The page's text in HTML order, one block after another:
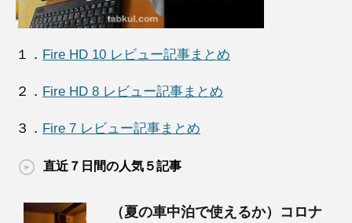
１． Fire HD 10 レビュー記事まとめ
２． Fire HD 8 レビュー記事まとめ
３． Fire 7 レビュー記事まとめ
直近７日間の人気５記事
（夏の車中泊で使えるか）コロナ